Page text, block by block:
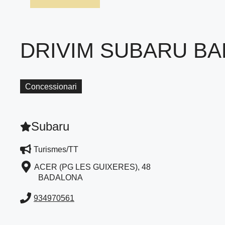
DRIVIM SUBARU
Concessionari
Subaru
Turismes/TT
ACER (PG LES GUIXERES), 48
BADALONA
934970561